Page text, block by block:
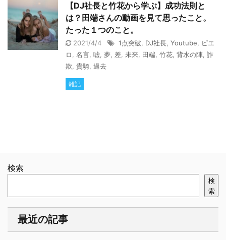
【DJ社長と竹花から学ぶ】成功法則と
は？田端さんの動画を見て思ったこと。
たった１つのこと。
2021/4/4 1点突破 DJ社長 Youtube
ピエ
ロ
名言 嘘 夢 差 未来 田端 竹花 背水の陣 詐
欺 貴騎 過去
雑記
検索
検
索
最近の記事